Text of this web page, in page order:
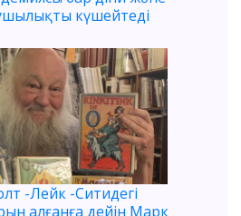
күшейтеді
-Лейк -Ситидегі
алғанға дейін Марк